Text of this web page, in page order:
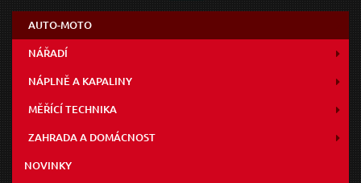
AUTO-MOTO
NÁŘADÍ
NÁPLNĚ A KAPALINY
MĚŘÍCÍ TECHNIKA
ZAHRADA A DOMÁCNOST
NOVINKY